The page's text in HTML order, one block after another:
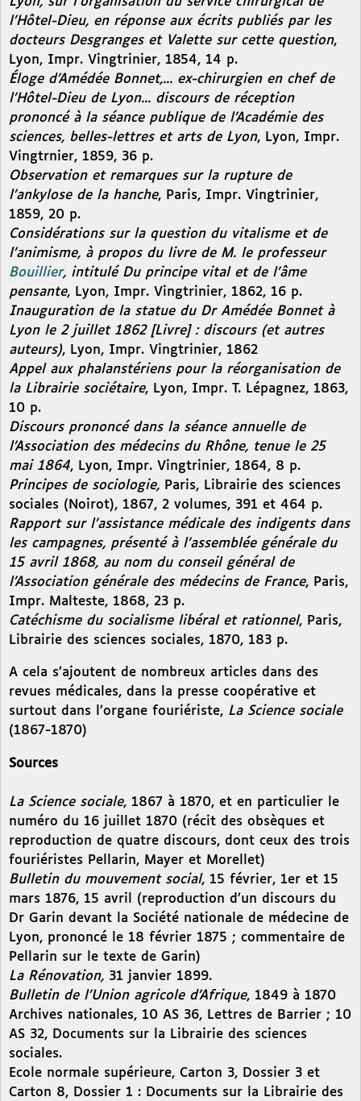
l’Hôtel-Dieu, en réponse aux écrits publiés par les
docteurs Desgranges et Valette sur cette question,
Lyon, Impr. Vingtrinier, 1854, 14 p.
Éloge d’Amédée Bonnet,... ex-chirurgien en chef de
l’Hôtel-Dieu de Lyon... discours de réception
prononcé à la séance publique de l’Académie des
sciences, belles-lettres et arts de Lyon, Lyon, Impr.
Vingtrnier, 1859, 36 p.
Observation et remarques sur la rupture de
l’ankylose de la hanche, Paris, Impr. Vingtrinier,
1859, 20 p.
Considérations sur la question du vitalisme et de
l’animisme, à propos du livre de M. le professeur
Bouillier, intitulé Du principe vital et de l’âme
pensante, Lyon, Impr. Vingtrinier, 1862, 16 p.
Inauguration de la statue du Dr Amédée Bonnet à
Lyon le 2 juillet 1862 [Livre] : discours (et autres
auteurs), Lyon, Impr. Vingtrinier, 1862
Appel aux phalanstériens pour la réorganisation de
la Librairie sociétaire, Lyon, Impr. T. Lépagnez, 1863,
10 p.
Discours prononcé dans la séance annuelle de
l’Association des médecins du Rhône, tenue le 25
mai 1864, Lyon, Impr. Vingtrinier, 1864, 8 p.
Principes de sociologie, Paris, Librairie des sciences
sociales (Noirot), 1867, 2 volumes, 391 et 464 p.
Rapport sur l’assistance médicale des indigents dans
les campagnes, présenté à l’assemblée générale du
15 avril 1868, au nom du conseil général de
l’Association générale des médecins de France, Paris,
Impr. Malteste, 1868, 23 p.
Catéchisme du socialisme libéral et rationnel, Paris,
Librairie des sciences sociales, 1870, 183 p.
A cela s’ajoutent de nombreux articles dans des
revues médicales, dans la presse coopérative et
surtout dans l’organe fouriériste, La Science sociale
(1867-1870)
Sources
La Science sociale, 1867 à 1870, et en particulier le
numéro du 16 juillet 1870 (récit des obsèques et
reproduction de quatre discours, dont ceux des trois
fouriéristes Pellarin, Mayer et Morellet)
Bulletin du mouvement social, 15 février, 1er et 15
mars 1876, 15 avril (reproduction d’un discours du
Dr Garin devant la Société nationale de médecine de
Lyon, prononcé le 18 février 1875 ; commentaire de
Pellarin sur le texte de Garin)
La Rénovation, 31 janvier 1899.
Bulletin de l’Union agricole d’Afrique, 1849 à 1870
Archives nationales, 10 AS 36, Lettres de Barrier ; 10
AS 32, Documents sur la Librairie des sciences
sociales.
Ecole normale supérieure, Carton 3, Dossier 3 et
Carton 8, Dossier 1 : Documents sur la Librairie des